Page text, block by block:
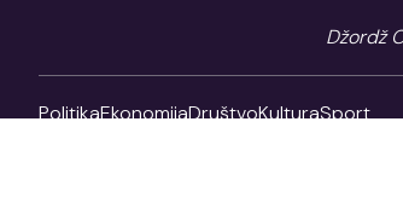
Džordž
PolitikaEkonomijaDruštvoKulturaSport